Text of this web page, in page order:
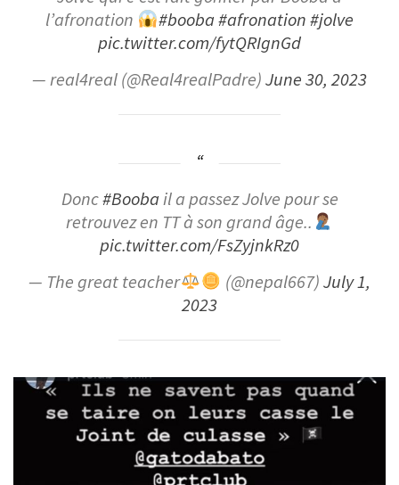
l’afronation
#booba#afronation#jolve
pic.twitter.com/fytQRIgnGd
— real4real (@Real4realPadre)June 30, 2023
Donc#Boobail a passez Jolve pour se
retrouvez en TT à son grand âge..
pic.twitter.com/FsZyjnkRz0
— The great teacher
(@nepal667)July 1,
2023